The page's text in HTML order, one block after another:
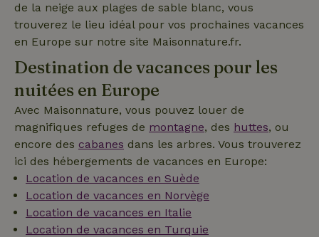
de la neige aux plages de sable blanc, vous
trouverez le lieu idéal pour vos prochaines vacances
en Europe sur notre site Maisonnature.fr.
Destination de vacances pour les
nuitées en Europe
Avec Maisonnature, vous pouvez louer de
magnifiques refuges de montagne, des huttes, ou
encore des cabanes dans les arbres. Vous trouverez
ici des hébergements de vacances en Europe:
Location de vacances en Suède
Location de vacances en Norvège
Location de vacances en Italie
Location de vacances en Turquie
_nhft_search-lowest-price www.maisonnature.fr
_nhftconstraint_translations www.maisonnature.fr